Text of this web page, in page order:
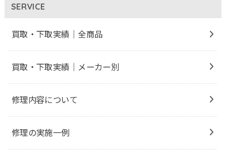
SERVICE
買取・下取実績｜全商品
買取・下取実績｜メーカー別
修理内容について
修理の実施一例